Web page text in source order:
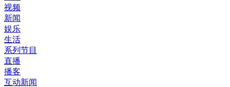
视频
新闻
娱乐
生活
系列节目
直播
播客
互动新闻